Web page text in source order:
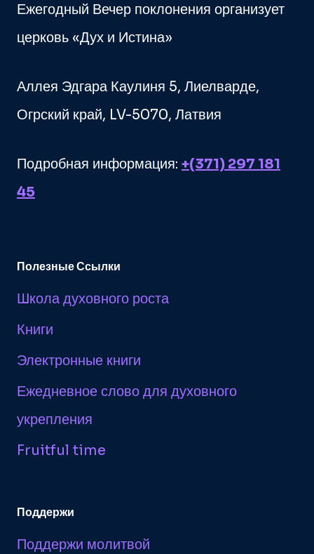
Ежегодный Вечер поклонения организует
церковь «Дух и Истина»
Аллея Эдгара Каулиня 5, Лиелварде,
Огрский край, LV-5070, Латвия
Подробная информация: +(371) 297 181
45
Полезные Ссылки
Школа духовного роста
Книги
Электронные книги
Ежедневное слово для духовного
укрепления
Fruitful time
Поддержи
Поддержи молитвой